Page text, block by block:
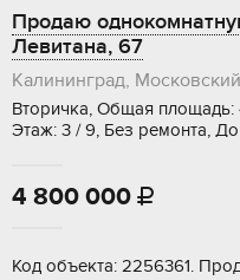
Продаю
Левитана, 67
Калининград,
Вторичка, Общая площадь:
Этаж: 3 / 9, Без ремонта,
4 800 000 
Код объекта: 2256361.